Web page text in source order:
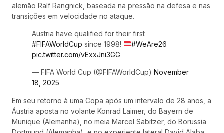
alemão Ralf Rangnick, baseada na pressão na defesa e nas
transições em velocidade no ataque.
Austria have qualified for their first
#FIFAWorldCup since 1998!
#WeAre26
pic.twitter.com/vExxJni3GG
— FIFA World Cup (@FIFAWorldCup) November
18, 2025
Em seu retorno à uma Copa após um intervalo de 28 anos, a
Áustria aposta no volante Konrad Laimer, do Bayern de
Munique (Alemanha), no meia Marcel Sabitzer, do Borussia